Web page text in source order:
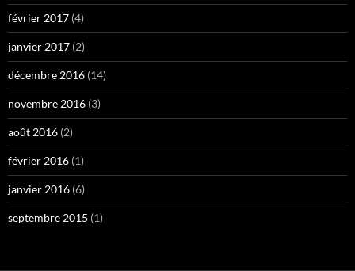
février 2017 (4)
janvier 2017 (2)
décembre 2016 (14)
novembre 2016 (3)
août 2016 (2)
février 2016 (1)
janvier 2016 (6)
septembre 2015 (1)